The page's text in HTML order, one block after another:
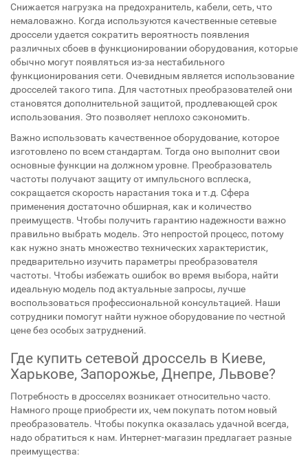
Снижается нагрузка на предохранитель, кабели, сеть, что
немаловажно. Когда используются качественные сетевые
дроссели удается сократить вероятность появления
различных сбоев в функционировании оборудования, которые
обычно могут появляться из-за нестабильного
функционирования сети. Очевидным является использование
дросселей такого типа. Для частотных преобразователей они
становятся дополнительной защитой, продлевающей срок
использования. Это позволяет неплохо сэкономить.
Важно использовать качественное оборудование, которое
изготовлено по всем стандартам. Тогда оно выполнит свои
основные функции на должном уровне. Преобразователь
частоты получают защиту от импульсного всплеска,
сокращается скорость нарастания тока и т.д. Сфера
применения достаточно обширная, как и количество
преимуществ. Чтобы получить гарантию надежности важно
правильно выбрать модель. Это непростой процесс, потому
как нужно знать множество технических характеристик,
предварительно изучить параметры преобразователя
частоты. Чтобы избежать ошибок во время выбора, найти
идеальную модель под актуальные запросы, лучше
воспользоваться профессиональной консультацией. Наши
сотрудники помогут найти нужное оборудование по честной
цене без особых затруднений.
Где купить сетевой дроссель в Киеве,
Харькове, Запорожье, Днепре, Львове?
Потребность в дросселях возникает относительно часто.
Намного проще приобрести их, чем покупать потом новый
преобразователь. Чтобы покупка оказалась удачной всегда,
надо обратиться к нам. Интернет-магазин предлагает разные
преимущества: